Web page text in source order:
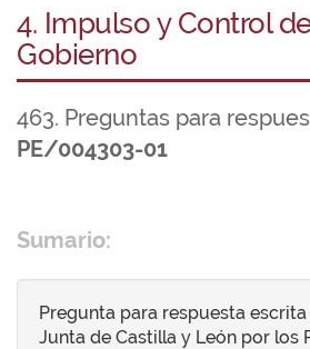
4. Impulso y Control
Gobierno
463. Preguntas para
PE/004303-01
Sumario:
Pregunta para respuesta
Junta de Castilla y León por los